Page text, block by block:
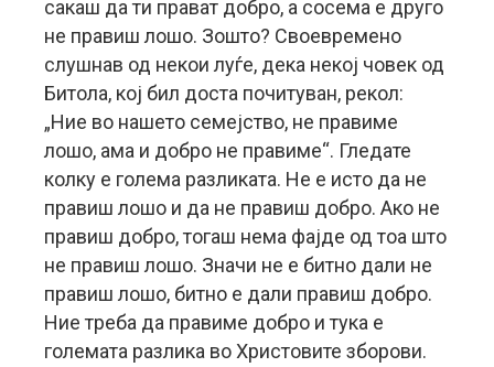
сакаш да ти прават добро, а сосема е друго
не правиш лошо. Зошто? Своевремено
слушнав од некои луѓе, дека некој човек од
Битола, кој бил доста почитуван, рекол:
„Ние во нашето семејство, не правиме
лошо, ама и добро не правиме“. Гледате
колку е голема разликата. Не е исто да не
правиш лошо и да не правиш добро. Ако не
правиш добро, тогаш нема фајде од тоа што
не правиш лошо. Значи не е битно дали не
правиш лошо, битно е дали правиш добро.
Ние треба да правиме добро и тука е
големата разлика во Христовите зборови.